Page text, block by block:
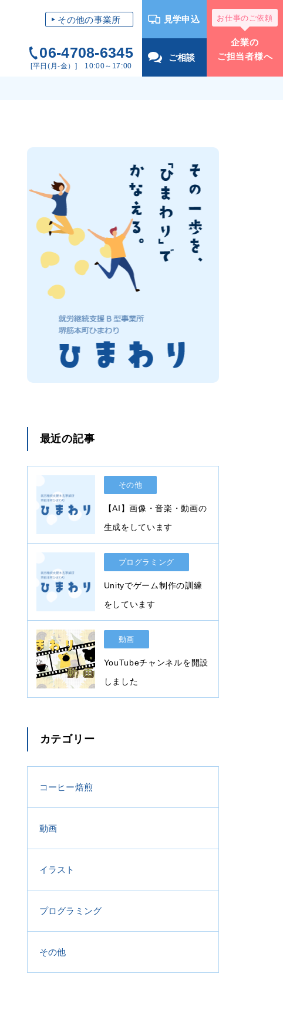
その他の事業所
06-4708-6345
[平日(月-金）] 10:00～17:00
見学申込
ご相談
お仕事のご依頼
企業の
ご担当者様へ
最近の記事
その他
【AI】画像・音楽・動画の
生成をしています
プログラミング
Unityでゲーム制作の訓練
をしています
動画
YouTubeチャンネルを開設
しました
カテゴリー
コーヒー焙煎
動画
イラスト
プログラミング
その他